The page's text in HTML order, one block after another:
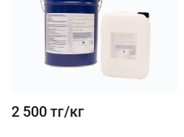
2 500 тг/кг